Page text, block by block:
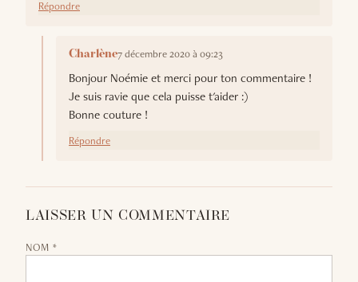
Répondre
Charlène7 décembre 2020 à 09:23
Bonjour Noémie et merci pour ton commentaire !
Je suis ravie que cela puisse t'aider :)
Bonne couture !
Répondre
LAISSER UN COMMENTAIRE
NOM *